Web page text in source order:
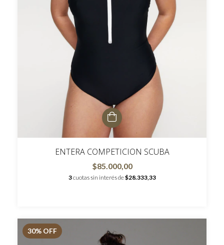
ENTERA COMPETICION SCUBA
$85.000,00
3cuotas sin interés de$28.333,33
30% OFF